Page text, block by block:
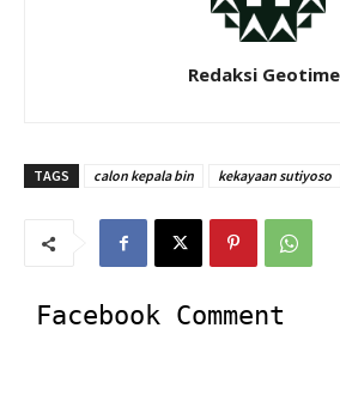
Redaksi
TAGS calon kepala bin kekayaan sutiyoso
Facebook Comment